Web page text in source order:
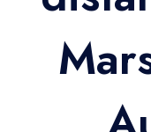
Trajet Gare
Trajet Port
Réservation
Actualités &